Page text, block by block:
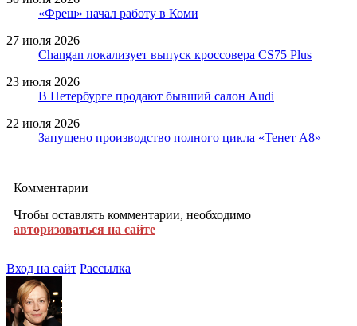
«Фреш» начал работу в Коми
27 июля 2026
Changan локализует выпуск кроссовера CS75 Plus
23 июля 2026
В Петербурге продают бывший салон Audi
22 июля 2026
Запущено производство полного цикла «Тенет A8»
Комментарии
Чтобы оставлять комментарии, необходимо
авторизоваться на сайте
Вход на сайт Рассылка